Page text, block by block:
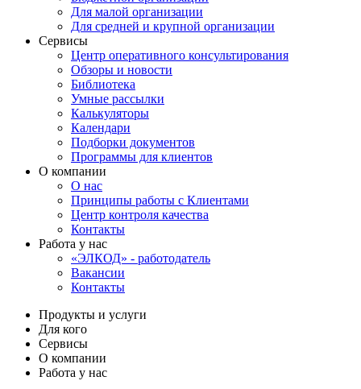
Для малой организации
Для средней и крупной организации
Сервисы
Центр оперативного консультирования
Обзоры и новости
Библиотека
Умные рассылки
Калькуляторы
Календари
Подборки документов
Программы для клиентов
О компании
О нас
Принципы работы с Клиентами
Центр контроля качества
Контакты
Работа у нас
«ЭЛКОД» - работодатель
Вакансии
Контакты
Продукты и услуги
Для кого
Сервисы
О компании
Работа у нас